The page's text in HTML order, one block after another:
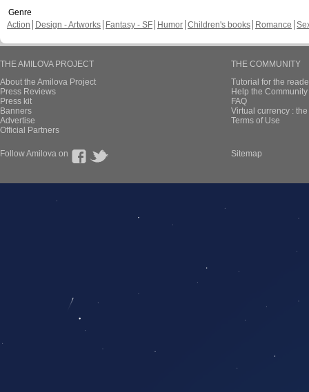
Genre
Action
Design - Artworks Fantasy - SF Humor Children's books Romance
THE AMILOVA PROJECT
About the Amilova Project
Press Reviews
Press kit
Banners
Advertise
Official Partners
THE COMMUNITY
Tutorial for the
Help the
FAQ
Virtual currency :
Terms of Use
Follow Amilova on Sitemap